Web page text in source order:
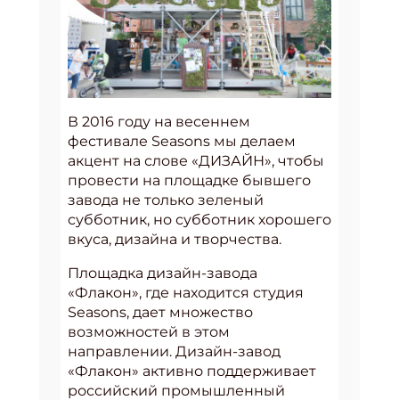
В 2016 году на весеннем
фестивале Seasons мы делаем
акцент на слове «ДИЗАЙН», чтобы
провести на площадке бывшего
завода не только зеленый
субботник, но субботник хорошего
вкуса, дизайна и творчества.
Площадка дизайн-завода
«Флакон», где находится студия
Seasons, дает множество
возможностей в этом
направлении. Дизайн-завод
«Флакон» активно поддерживает
российский промышленный